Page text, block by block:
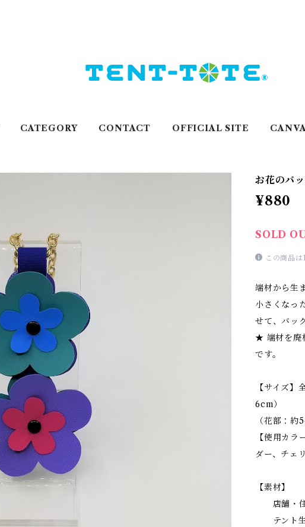
CATEGORY CONTACT OFFICIAL SITE
お花のバ
¥880
SOLD
この商品
端材から生
小さくなっ
せて、バッ
★ 端材を廃
です。
【サイズ
6cm）
（花部：約
【使用カ
ダー、チェ
【素材】
店舗・住
テント生